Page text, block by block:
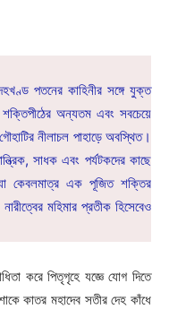
পতনের কাহিনীর সঙ্গে যুক্ত
অন্যতম এবং সবচেয়ে
নীলাচল পাহাড়ে অবস্থিত।
সাধক এবং পর্যটকদের কাছে
কেবলমাত্র এক পূজিত শক্তির
মহিমার প্রতীক হিসেবেও
করে পিতৃগৃহে যজ্ঞে যোগ দিতে
কাতর মহাদেব সতীর দেহ কাঁধে